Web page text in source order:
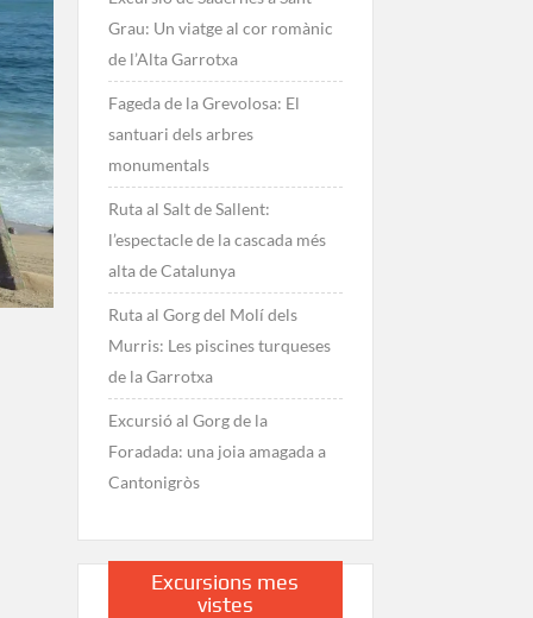
Grau: Un viatge al cor romànic
de l’Alta Garrotxa
Fageda de la Grevolosa: El
santuari dels arbres
monumentals
Ruta al Salt de Sallent:
l’espectacle de la cascada més
alta de Catalunya
Ruta al Gorg del Molí dels
Murris: Les piscines turqueses
de la Garrotxa
Excursió al Gorg de la
Foradada: una joia amagada a
Cantonigròs
Excursions mes
vistes